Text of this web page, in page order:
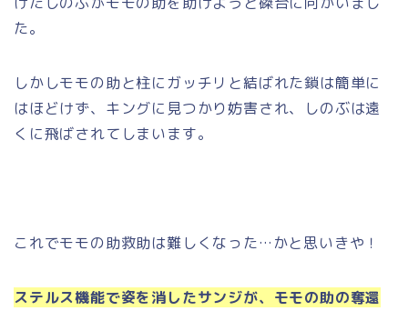
た。
しかしモモの助と柱にガッチリと結ばれた鎖は簡単に
はほどけず、キングに見つかり妨害され、しのぶは遠
くに飛ばされてしまいます。
これでモモの助救助は難しくなった…かと思いきや！
ステルス機能で姿を消したサンジが、モモの助の奪還